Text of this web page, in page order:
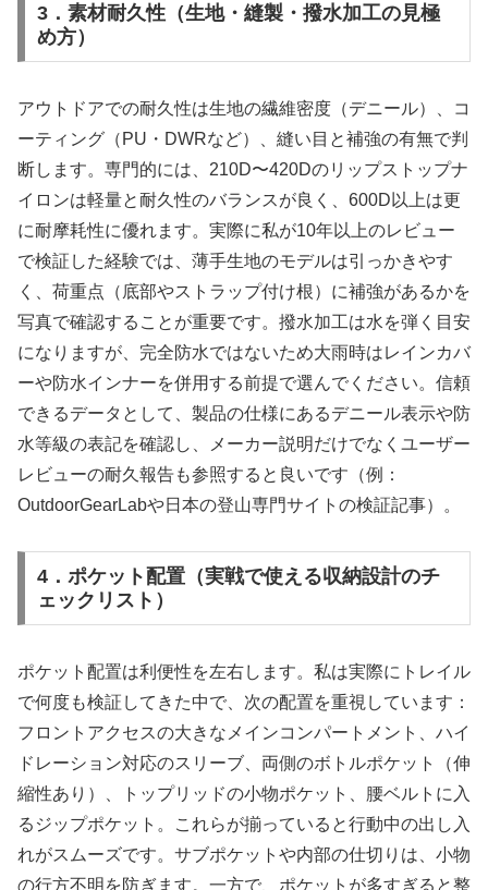
3．素材耐久性（生地・縫製・撥水加工の見極
め方）
アウトドアでの耐久性は生地の繊維密度（デニール）、コ
ーティング（PU・DWRなど）、縫い目と補強の有無で判
断します。専門的には、210D〜420Dのリップストップナ
イロンは軽量と耐久性のバランスが良く、600D以上は更
に耐摩耗性に優れます。実際に私が10年以上のレビュー
で検証した経験では、薄手生地のモデルは引っかきやす
く、荷重点（底部やストラップ付け根）に補強があるかを
写真で確認することが重要です。撥水加工は水を弾く目安
になりますが、完全防水ではないため大雨時はレインカバ
ーや防水インナーを併用する前提で選んでください。信頼
できるデータとして、製品の仕様にあるデニール表示や防
水等級の表記を確認し、メーカー説明だけでなくユーザー
レビューの耐久報告も参照すると良いです（例：
OutdoorGearLabや日本の登山専門サイトの検証記事）。
4．ポケット配置（実戦で使える収納設計のチ
ェックリスト）
ポケット配置は利便性を左右します。私は実際にトレイル
で何度も検証してきた中で、次の配置を重視しています：
フロントアクセスの大きなメインコンパートメント、ハイ
ドレーション対応のスリーブ、両側のボトルポケット（伸
縮性あり）、トップリッドの小物ポケット、腰ベルトに入
るジップポケット。これらが揃っていると行動中の出し入
れがスムーズです。サブポケットや内部の仕切りは、小物
の行方不明を防ぎます。一方で、ポケットが多すぎると整